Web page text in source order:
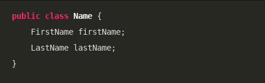
public class Name {
    FirstName firstName;
    LastName lastName;
}